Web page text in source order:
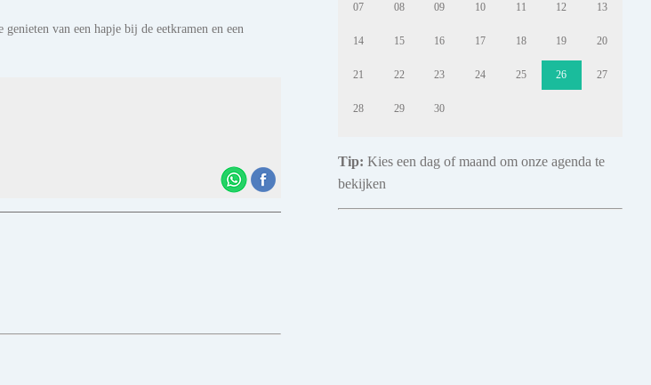
van een hapje bij de eetkramen en een
07 08 09 10 11 12 13
14 15 16 17 18 19 20
21 22 23 24 25 26 27
28 29 30
Tip: Kies een dag of maand om onze agenda te
bekijken